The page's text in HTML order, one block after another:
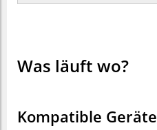
Was läuft wo?
Kompatible Geräte